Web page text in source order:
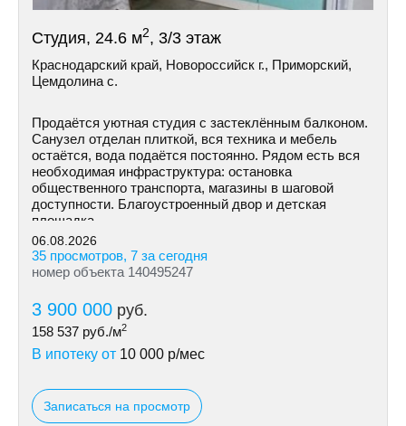
Студия, 24.6 м2, 3/3 этаж
Краснодарский край, Новороссийск г., Приморский,
Цемдолина с.
Продаётся уютная студия с застеклённым балконом.
Санузел отделан плиткой, вся техника и мебель
остаётся, вода подаётся постоянно. Рядом есть вся
необходимая инфраструктура: остановка
общественного транспорта, магазины в шаговой
доступности. Благоустроенный двор и детская
площадка.
06.08.2026
35 просмотров, 7 за сегодня
номер объекта 140495247
3 900 000 руб.
158 537 руб./м2
В ипотеку от 10 000 р/мес
Записаться на просмотр